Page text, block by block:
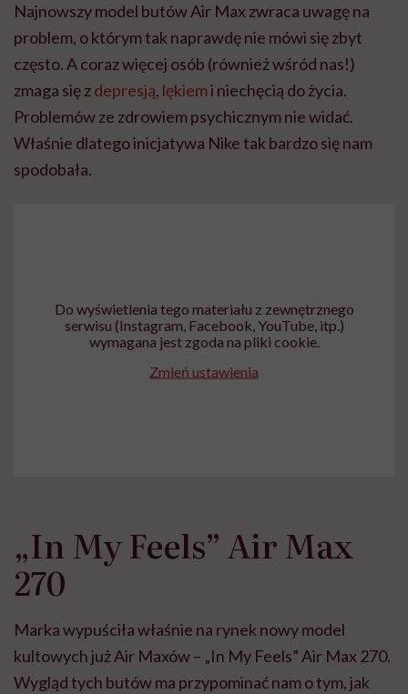
Najnowszy model butów Air Max zwraca uwagę na
problem, o którym tak naprawdę nie mówi się zbyt
często. A coraz więcej osób (również wśród nas!)
zmaga się zdepresją, lękiemi niechęcią do życia.
Problemów ze zdrowiem psychicznym nie widać.
Właśnie dlatego inicjatywa Nike tak bardzo się nam
spodobała.
Do wyświetlenia tego materiału z zewnętrznego
serwisu (Instagram, Facebook, YouTube, itp.)
wymagana jest zgoda na pliki cookie.
Zmień ustawienia
„In My Feels” Air Max
270
Marka wypuściła właśnie na rynek nowy model
kultowych już Air Maxów – „In My Feels” Air Max 270.
Wygląd tych butów ma przypominać nam o tym, jak